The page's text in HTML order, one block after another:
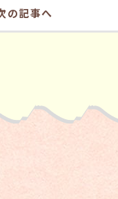
の記事へ